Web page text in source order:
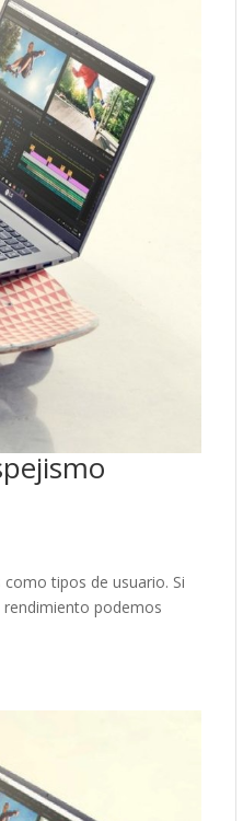
tipos de usuario. Si
podemos